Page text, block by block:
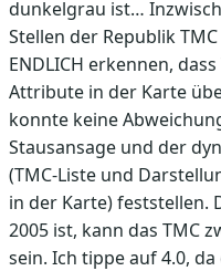
dunkelgrau ist…
Stellen der Republik
ENDLICH erkennen,
Attribute in der Karte
konnte keine
Stausansage und der
(TMC-Liste und
in der Karte) feststellen.
2005 ist, kann das TMC
sein. Ich tippe auf 4.0,